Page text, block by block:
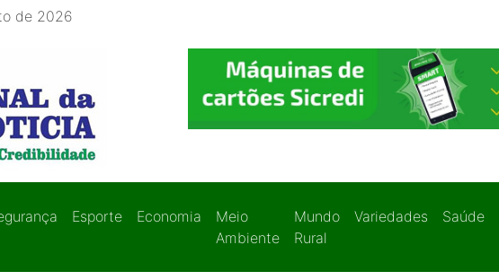
de 2026
Esporte Economia
Meio
Ambiente
Mundo
Rural
Variedades Saúde